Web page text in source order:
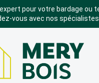
pour votre bardage ou
vous avec nos spécialistes.